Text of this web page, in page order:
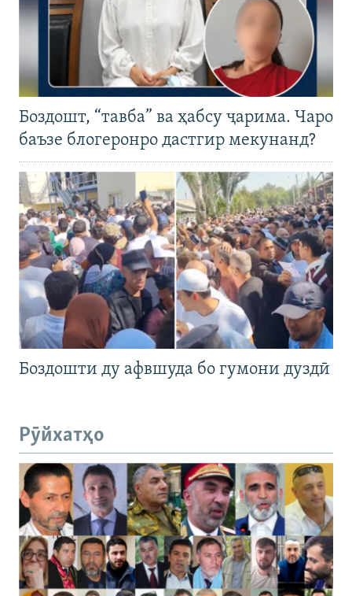
Боздошт, “тавба” ва ҳабсу ҷарима. Чаро
баъзе блогеронро дастгир мекунанд?
Боздошти ду афвшуда бо гумони дуздӣ
Рӯйхатҳо